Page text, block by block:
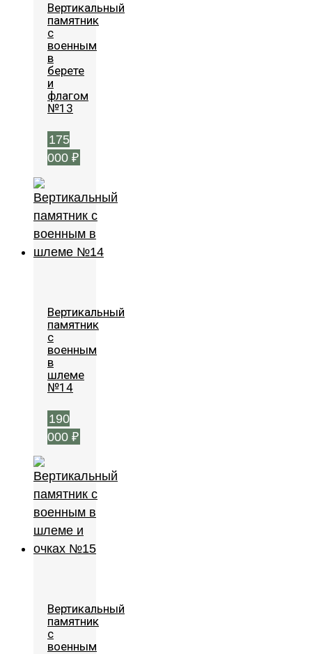
Вертикальный
памятник
с
военным
в
берете
и
флагом
№13
175
000 ₽
Вертикальный
памятник
с
военным
в
шлеме
№14
190
000 ₽
Вертикальный
памятник
с
военным